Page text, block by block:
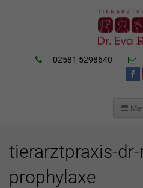
02581 5298640
SPRINGEN
tierarztpraxis-dr-
prophylaxe